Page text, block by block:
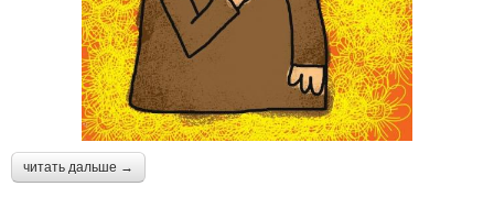
читать дальше →